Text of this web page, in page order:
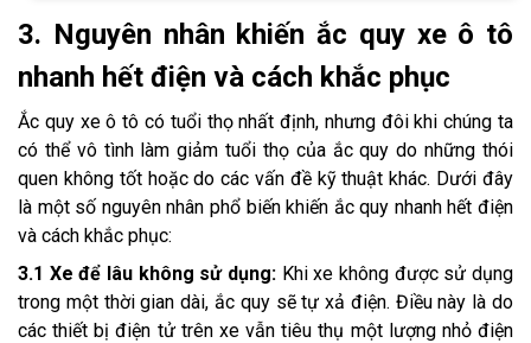
3. Nguyên nhân khiến ắc quy xe ô tô
nhanh hết điện và cách khắc phục
Ắc quy xe ô tô có tuổi thọ nhất định, nhưng đôi khi chúng ta
có thể vô tình làm giảm tuổi thọ của ắc quy do những thói
quen không tốt hoặc do các vấn đề kỹ thuật khác. Dưới đây
là một số nguyên nhân phổ biến khiến ắc quy nhanh hết điện
và cách khắc phục:
3.1 Xe để lâu không sử dụng: Khi xe không được sử dụng
trong một thời gian dài, ắc quy sẽ tự xả điện. Điều này là do
các thiết bị điện tử trên xe vẫn tiêu thụ một lượng nhỏ điện